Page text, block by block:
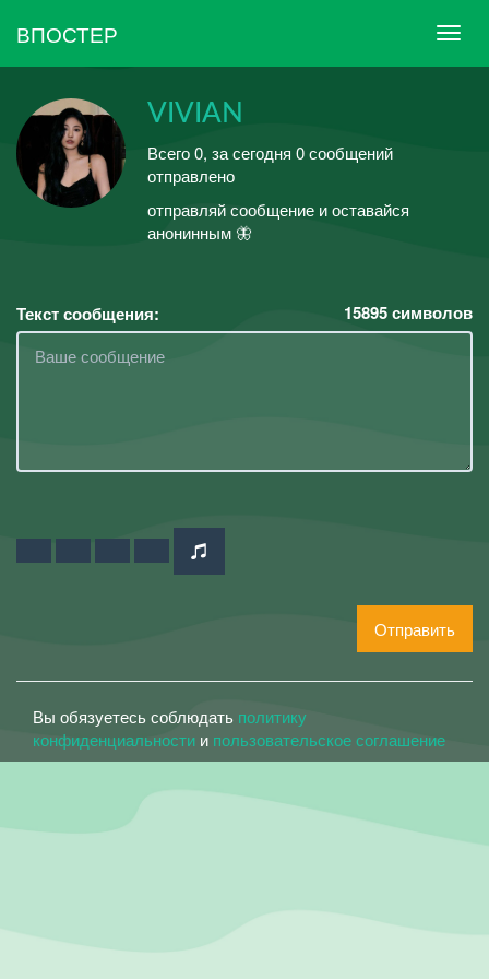
ВПОСТЕР
VIVIAN
Всего 0, за сегодня 0 сообщений
отправлено
отправляй сообщение и оставайся
анонинным 🦋
Текст сообщения: 15895символов
Отправить
Вы обязуетесь соблюдать политику
конфиденциальности и пользовательское соглашение